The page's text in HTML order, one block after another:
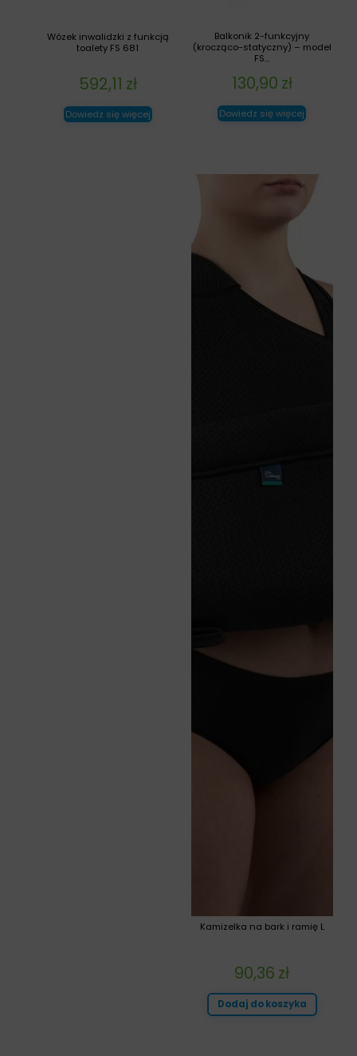
Balkonik 2-funkcyjny
(krocząco-statyczny) – model
FS...
130,90 zł
Dowiedz się więcej
Wózek inwalidzki z funkcją
toalety FS 681
592,11 zł
Dowiedz się więcej
Kamizelka na bark i ramię L
90,36 zł
Dodaj do koszyka